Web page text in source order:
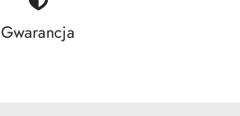
Gwarancja